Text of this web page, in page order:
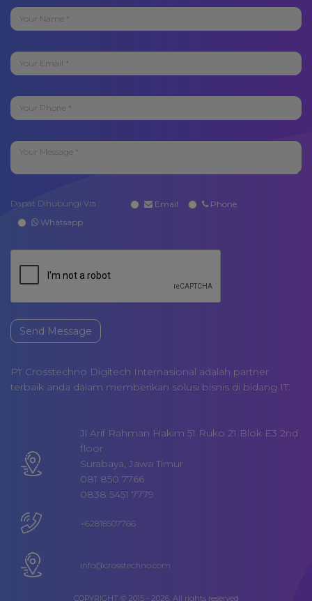
Dapat Dihubungi Via : Email
Phone
Whatsapp
Send Message
PT Crosstechno Digitech Internasional adalah partner
terbaik anda dalam memberikan solusi bisnis di bidang IT.
Jl Arif Rahman Hakim 51 Ruko 21 Blok E3 2nd
floor
Surabaya, Jawa Timur
081 850 7766
0838 5451 7779
+62818507766
info@crosstechno.com
COPYRIGHT © 2015 - 2026. All rights reserved